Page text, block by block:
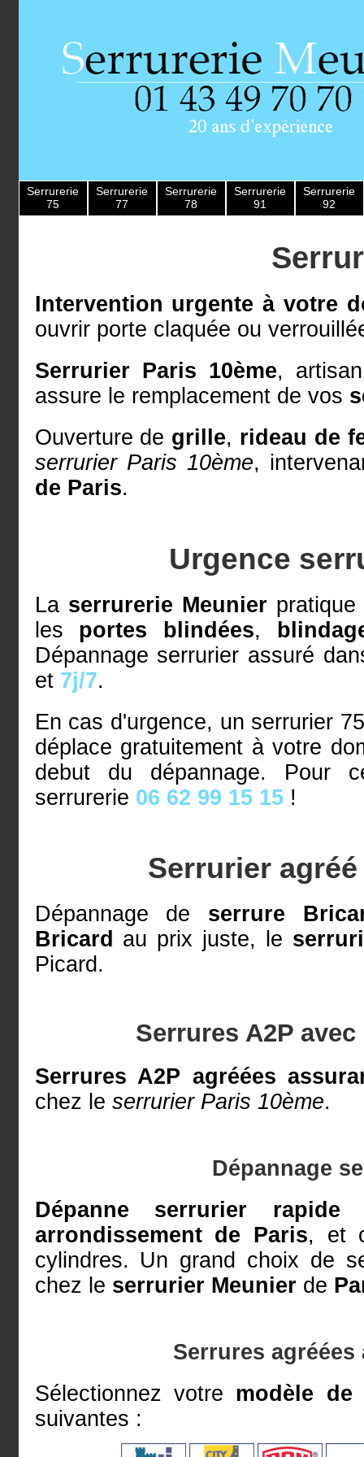
Serrurerie
75
Serrurerie
77
Serrurerie
78
Serrurerie
91
Serrurerie
92
Intervention urgente à votre
ouvrir porte claquée ou
Serrurier Paris 10ème,
assure le remplacement de vos
Ouverture de grille, rideau de
serrurier Paris 10ème,
de Paris.
Urgence
La serrurerie Meunierpratique
les portes blindées,
Dépannage serrurier assuré
et 7j/7.
En cas d'urgence, un serrurier
déplace gratuitement à votre
debut du dépannage. Pour
serrurerie 06 62 99 15 15!
Serrurier
Dépannage de serrure
Bricard au prix juste, le
Picard.
Serrures A2P
Serrures A2P agréées
chez le serrurier Paris 10ème.
Dépannage
Dépanne serrurier rapide
arrondissement de Paris, et
cylindres. Un grand choix de
chez le serrurier Meunierde
Serrures agréées
Sélectionnez votre modèle de
suivantes :